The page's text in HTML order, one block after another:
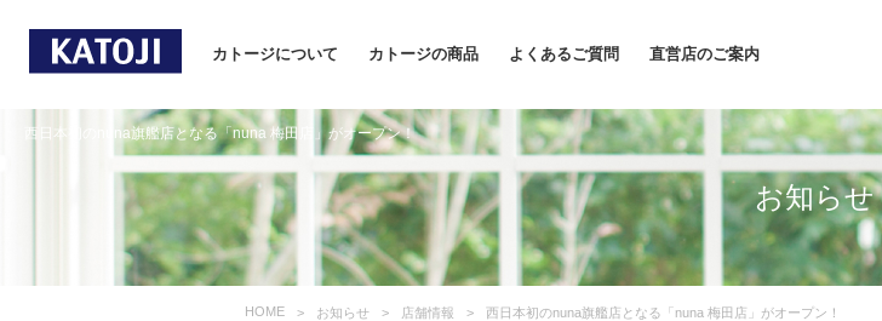
カトージについて カトージの商品 よくあるご質問
直営店のご案内
西日本初のnuna旗艦店となる「nuna 梅田店」がオープン！
お知らせ
HOME お知らせ 店舗情報 西日本初のnuna旗艦店となる「nuna 梅田店」がオープン！